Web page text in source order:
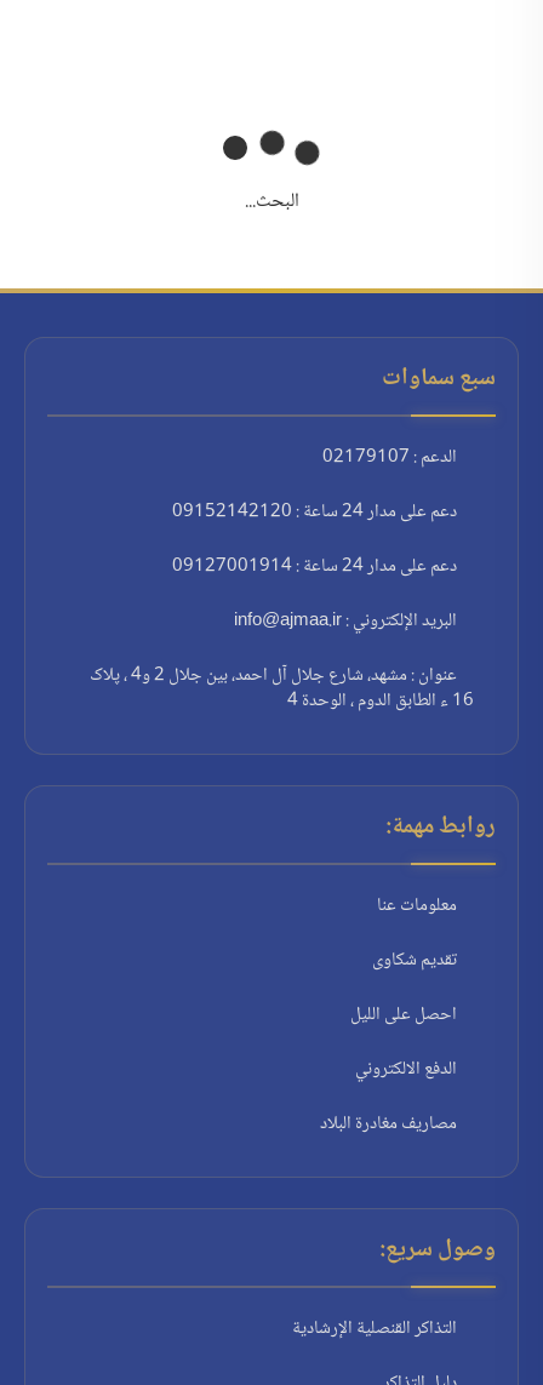
البحث...
سبع سماوات
الدعم : 02179107
دعم على مدار 24 ساعة : 09152142120
دعم على مدار 24 ساعة : 09127001914
البريد الإلكتروني : info@ajmaa.ir
عنوان : مشهد، شارع جلال آل احمد، بين جلال 2 و4 ، پلاک
16 ء الطابق الدوم ، الوحدة 4
روابط مهمة:
معلومات عنا
تقديم شكاوى
احصل على الليل
الدفع الالكتروني
مصاريف مغادرة البلاد
وصول سريع:
التذاكر القنصلية الإرشادية